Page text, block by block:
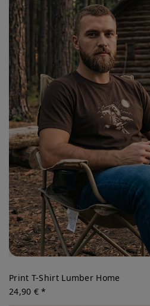
Print T-Shirt Lumber Home
24,90 € *